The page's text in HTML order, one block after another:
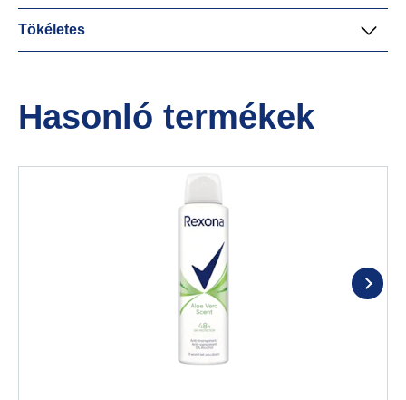
Tökéletes
Hasonló termékek